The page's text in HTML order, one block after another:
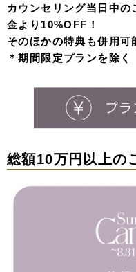
カウンセリング当日中
金より10%OFF！
そのほかの特典も併用可
＊期間限定プランを除く
総額10万円以上の